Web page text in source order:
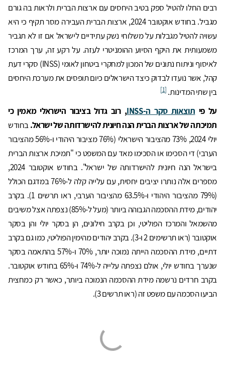
רבים החלו להטיל ספק בטיב היחסים עם ארצות הברית ולראות בה גורם
מגביל. בחודש אוקטובר 2024, ארצות הברית העבירה מסר תקיף כי היא
עשויה להטיל מגבלות על משלוחי נשק עתידיים לישראל אם זו לא תגביר
משמעותית את היקף הסיוע ההומניטרי לעזה. על רקע זה, ערך המרכז
לאיסוף וניתוח נתונים של המכון למחקרי ביטחון לאומי (INSS) סקרי דעת
קהל, אשר נועדו לבדוק כיצד הישראלים כיום תופסים את מערכת היחסים
בין שתי המדינות. [1]
על פי תוצאות סקר ה-INSS, רוב גדול בציבור הישראלי מאמין כי
תמיכתה של ארצות הברית הנה חיונית להישרדותה של ישראל.בחודש
יולי 2024, 73% מהציבור הישראלי (76% מציבור היהודי ו-56% מהציבור
הערבי) די הסכימו או הסכימו מאד עם המשפט כי "תמיכת ארצות הברית
בישראל הנה חיונית להישרדותה של ישראל". בחודש אוקטובר 2024,
מספרים אלה נותרו יציבים יחסית, עם עלייה קלה ל-76% במדגם הכולל
(79% מהציבור היהודי ו-63.5% מהציבור הערבי, ראו תרשים 1). בקרב
יהודים, מידת ההסכמה הגבוהה ביותר (מעל ל-85%) נצפתה אצל משיבים
מהשמאל והמרכז הפוליטי, וכן בקרב חילונים, הן בסקר יולי והן בסקר
אוקטובר (ראו תרשימים 2 ו-3). בקרב יהודים מהימין הפוליטי, כמו גם בקרב
דתיים, מידת ההסכמה הייתה נמוכה יותר, 70% ו-57% בהתאמה בסקר
שנערך בחודש יולי, אולם נצפתה עלייה ל-74% ו-65% בחודש אוקטובר.
בקרב חרדים נרשמה מידת ההסכמה הנמוכה ביותר, כאשר רק כמחצית
הביעו הסכמה עם משפט זה (ראו תרשים 3).